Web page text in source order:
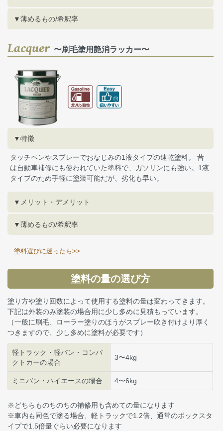
▼薄めるもの/希釈率
Lacquer〜刷毛塗用艶消ラッカー〜
▼特徴
タッチペンやスプレーでおなじみの1液タイプの速乾塗料。 昔
は自動車補修にも使われていた塗料で、ガソリンにも強い。1液
タイプのため手軽に塗装可能だが、劣化も早い。
▼メリット・デメリット
▼薄めるもの/希釈率
塗料選びに迷ったら>>
塗料の量の選び方
塗り方や塗り回数によって使用する塗料の量は変わってきます。
下記は外装のみ塗装の場合用に少し多めに見積もっています。
（一般に刷毛、ローラー塗りのほうがスプレー吹き付けより厚く
つきますので、少し多めに塗料が必要です）
軽トラック・軽バン・コンパ
クトカーの場合
3〜4kg
ミニバン・ハイエースの場合 4〜6kg
※どちらものちのちの補修用も含めての量になります
※車内も同色で塗る場合、軽トラックで1.2倍、通常のボックスタ
イプで1.5倍量ぐらい必要になります